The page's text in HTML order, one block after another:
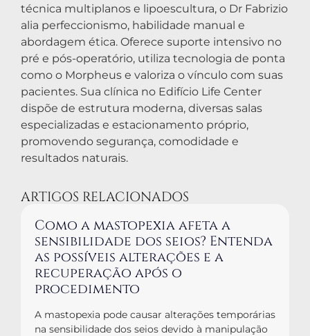
técnica multiplanos e lipoescultura, o Dr Fabrizio
alia perfeccionismo, habilidade manual e
abordagem ética. Oferece suporte intensivo no
pré e pós-operatório, utiliza tecnologia de ponta
como o Morpheus e valoriza o vínculo com suas
pacientes. Sua clínica no Edifício Life Center
dispõe de estrutura moderna, diversas salas
especializadas e estacionamento próprio,
promovendo segurança, comodidade e
resultados naturais.
ARTIGOS RELACIONADOS
Como a mastopexia afeta a
sensibilidade dos seios? Entenda
as possíveis alterações e a
recuperação após o
procedimento
A mastopexia pode causar alterações temporárias
na sensibilidade dos seios devido à manipulação